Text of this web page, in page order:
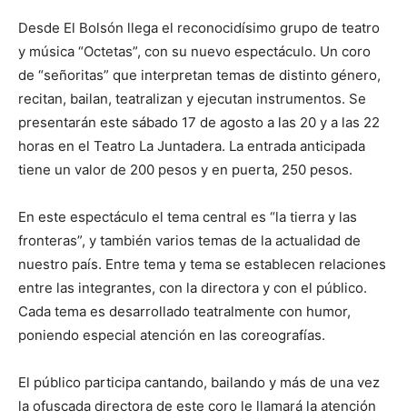
Desde El Bolsón llega el reconocidísimo grupo de teatro
y música “Octetas”, con su nuevo espectáculo. Un coro
de “señoritas” que interpretan temas de distinto género,
recitan, bailan, teatralizan y ejecutan instrumentos. Se
presentarán este sábado 17 de agosto a las 20 y a las 22
horas en el Teatro La Juntadera. La entrada anticipada
tiene un valor de 200 pesos y en puerta, 250 pesos.
En este espectáculo el tema central es “la tierra y las
fronteras”, y también varios temas de la actualidad de
nuestro país. Entre tema y tema se establecen relaciones
entre las integrantes, con la directora y con el público.
Cada tema es desarrollado teatralmente con humor,
poniendo especial atención en las coreografías.
El público participa cantando, bailando y más de una vez
la ofuscada directora de este coro le llamará la atención